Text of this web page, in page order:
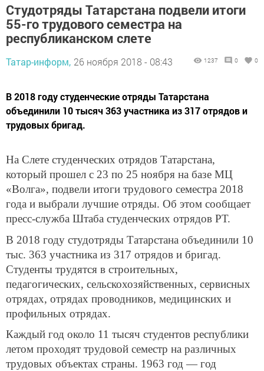
Студотряды Татарстана подвели итоги
55-го трудового семестра на
республиканском слете
Татар-информ, 26 ноября 2018 - 08:43 1237 0 0
В 2018 году студенческие отряды Татарстана
объединили 10 тысяч 363 участника из 317 отрядов и
трудовых бригад.
На Слете студенческих отрядов Татарстана,
который прошел с 23 по 25 ноября на базе МЦ
«Волга», подвели итоги трудового семестра 2018
года и выбрали лучшие отряды. Об этом сообщает
пресс-служба Штаба студенческих отрядов РТ.
В 2018 году студотряды Татарстана объединили 10
тыс. 363 участника из 317 отрядов и бригад.
Студенты трудятся в строительных,
педагогических, сельскохозяйственных, сервисных
отрядах, отрядах проводников, медицинских и
профильных отрядах.
Каждый год около 11 тысяч студентов республики
летом проходят трудовой семестр на различных
трудовых объектах страны. 1963 год — год